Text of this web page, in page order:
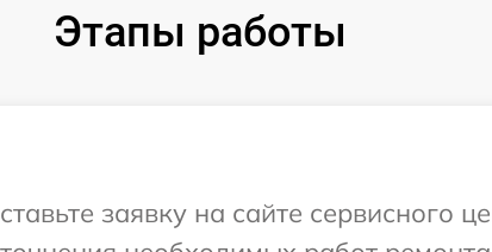
Этапы работы
заявку на сайте сервисного